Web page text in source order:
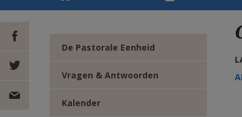
DEEL OP
FACEBOOK
DEEL OP
De Pastorale Eenheid
Vragen & Antwoorden
Kalender